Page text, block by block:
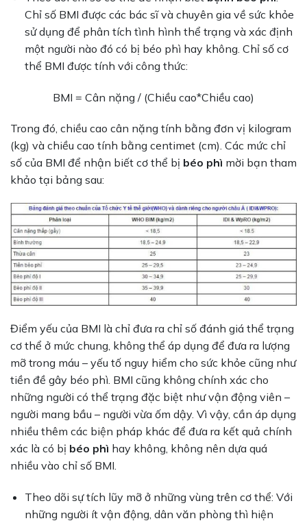
Chỉ số BMI được các bác sĩ và chuyên gia về sức khỏe
sử dụng để phân tích tình hình thể trạng và xác định
một người nào đó có bị béo phì hay không. Chỉ số cơ
thể BMI được tính với công thức:
BMI = Cân nặng / (Chiều cao*Chiều cao)
Trong đó, chiều cao cân nặng tính bằng đơn vị kilogram
(kg) và chiều cao tính bằng centimet (cm). Các mức chỉ
số của BMI để nhận biết cơ thể bị béo phì mời bạn tham
khảo tại bảng sau:
Điểm yếu của BMI là chỉ đưa ra chỉ số đánh giá thể trạng
cơ thể ở mức chung, không thể áp dụng để đưa ra lượng
mỡ trong máu – yếu tố nguy hiểm cho sức khỏe cũng như
tiền đề gây béo phì. BMI cũng không chính xác cho
những người có thể trạng đặc biệt như vận động viên –
người mang bầu – người vừa ốm dậy. Vì vậy, cần áp dụng
nhiều thêm các biện pháp khác để đưa ra kết quả chính
xác là có bị béo phì hay không, không nên dựa quá
nhiều vào chỉ số BMI.
Theo dõi sự tích lũy mỡ ở những vùng trên cơ thể: Với
những người ít vận động, dân văn phòng thì hiện